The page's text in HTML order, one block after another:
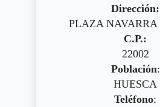
Dirección:
PLAZA NAVARRA
C.P.:
22002
Población:
HUESCA
Teléfono: